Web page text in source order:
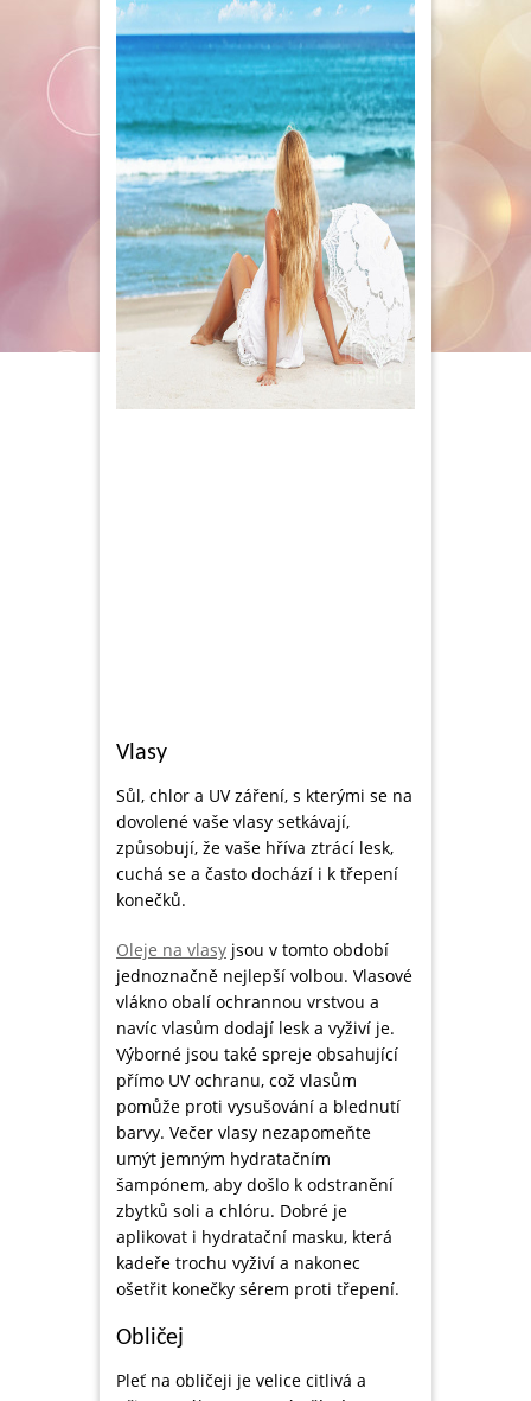
Vlasy
Sůl, chlor a UV záření, s kterými se na
dovolené vaše vlasy setkávají,
způsobují, že vaše hříva ztrácí lesk,
cuchá se a často dochází i k třepení
konečků.
Oleje na vlasy jsou v tomto období
jednoznačně nejlepší volbou. Vlasové
vlákno obalí ochrannou vrstvou a
navíc vlasům dodají lesk a vyživí je.
Výborné jsou také spreje obsahující
přímo UV ochranu, což vlasům
pomůže proti vysušování a blednutí
barvy. Večer vlasy nezapomeňte
umýt jemným hydratačním
šampónem, aby došlo k odstranění
zbytků soli a chlóru. Dobré je
aplikovat i hydratační masku, která
kadeře trochu vyživí a nakonec
ošetřit konečky sérem proti třepení.
Obličej
Pleť na obličeji je velice citlivá a